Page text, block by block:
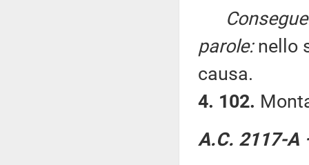
parole:nello
causa.
4. 102.
A.C. 2117-A